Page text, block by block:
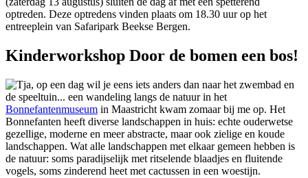
optreden. Deze optredens vinden plaats om 18.30 uur op het
entreeplein van Safaripark Beekse Bergen.
Kinderworkshop Door de bomen een bos!
Tja, op een dag wil je eens iets anders dan naar het zwembad en
de speeltuin... een wandeling langs de natuur in het
Bonnefantenmuseum in Maastricht kwam zomaar bij me op. Het
Bonnefanten heeft diverse landschappen in huis: echte ouderwetse
gezellige, moderne en meer abstracte, maar ook zielige en koude
landschappen. Wat alle landschappen met elkaar gemeen hebben is
de natuur: soms paradijselijk met ritselende blaadjes en fluitende
vogels, soms zinderend heet met cactussen in een woestijn.